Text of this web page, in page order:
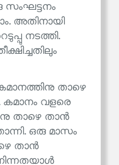
സംഘട്ടനം
അതിനായി
നടത്തി.
താഴെ
കമാനം വളരെ
താഴെ താൻ
ഒരു മാസം
താൻ